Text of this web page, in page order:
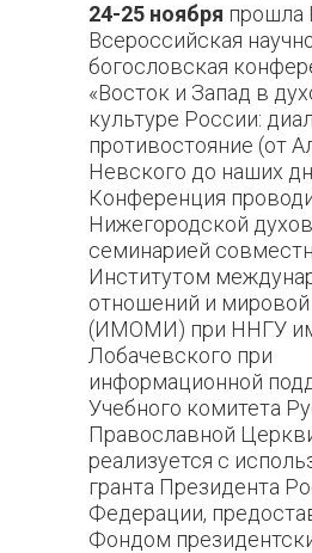
24-25 ноября прошла
Всероссийская
богословская
«Восток и Запад в
культуре России:
противостояние (от
Невского до наших
Конференция
Нижегородской
семинарией
Институтом
отношений и мировой
(ИМОМИ) при ННГУ
Лобачевского при
информационной
Учебного комитета
Православной
реализуется с
гранта Президента
Федерации,
Фондом